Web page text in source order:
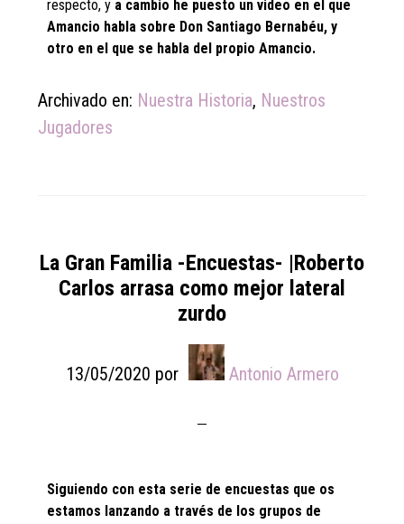
respecto, y a cambio he puesto un video en el que
Amancio habla sobre Don Santiago Bernabéu, y
otro en el que se habla del propio Amancio.
Archivado en: Nuestra Historia, Nuestros
Jugadores
La Gran Familia -Encuestas- |Roberto
Carlos arrasa como mejor lateral
zurdo
13/05/2020 por Antonio Armero
Siguiendo con esta serie de encuestas que os
estamos lanzando a través de los grupos de